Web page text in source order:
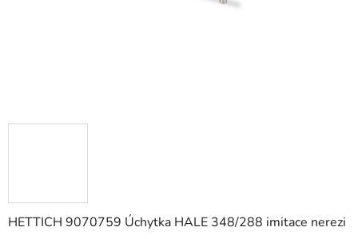
HETTICH 9070759 Úchytka HALE 348/288 imitace nerezi